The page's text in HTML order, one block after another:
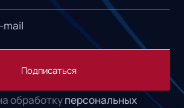
Подписаться
обработкуперсональных